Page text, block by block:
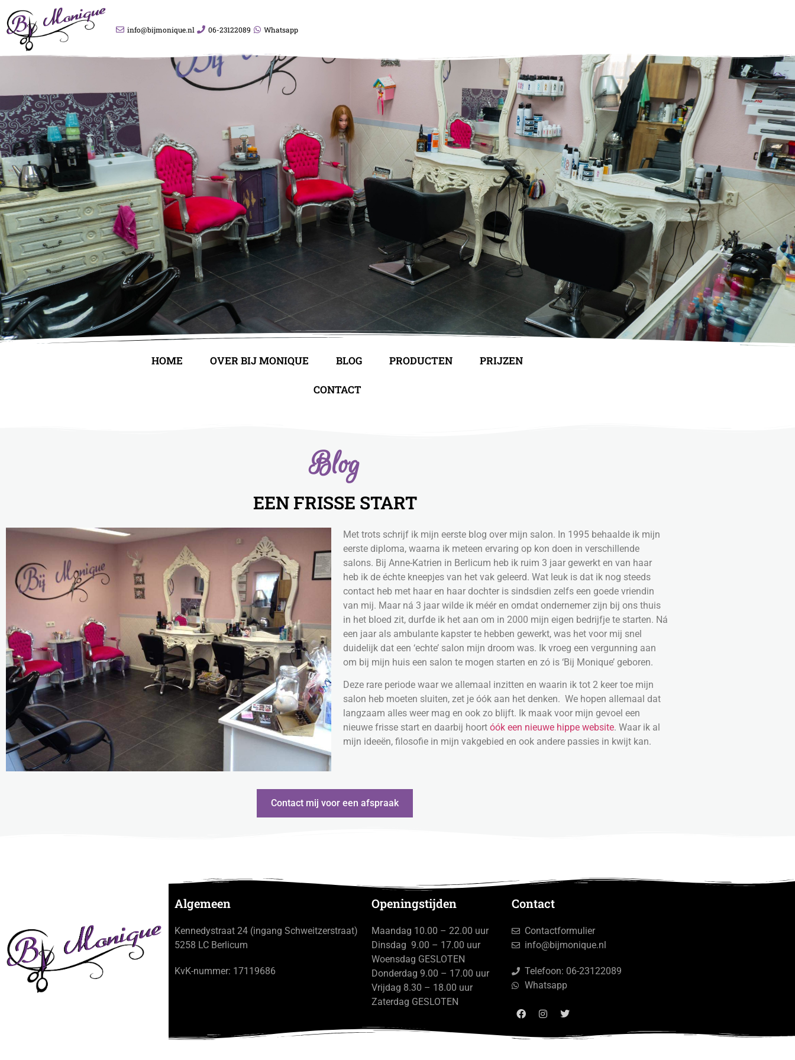
info@bijmonique.nl 06-23122089 Whatsapp
Bij
HOME OVER BIJ MONIQUE BLOG PRODUCTEN PRIJZEN
CONTACT
Blog
EEN FRISSE START
Met trots schrijf ik mijn eerste blog over mijn salon. In 1995 behaalde ik mijn
eerste diploma, waarna ik meteen ervaring op kon doen in verschillende
salons. Bij Anne-Katrien in Berlicum heb ik ruim 3 jaar gewerkt en van haar
heb ik de échte kneepjes van het vak geleerd. Wat leuk is dat ik nog steeds
contact heb met haar en haar dochter is sindsdien zelfs een goede vriendin
van mij. Maar ná 3 jaar wilde ik méér en omdat ondernemer zijn bij ons thuis
in het bloed zit, durfde ik het aan om in 2000 mijn eigen bedrijfje te starten. Ná
een jaar als ambulante kapster te hebben gewerkt, was het voor mij snel
duidelijk dat een ‘echte’ salon mijn droom was. Ik vroeg een vergunning aan
om bij mijn huis een salon te mogen starten en zó is ‘Bij Monique’ geboren.
Deze rare periode waar we allemaal inzitten en waarin ik tot 2 keer toe mijn
salon heb moeten sluiten, zet je óók aan het denken. We hopen allemaal dat
langzaam alles weer mag en ook zo blijft. Ik maak voor mijn gevoel een
nieuwe frisse start en daarbij hoort óók een nieuwe hippe website. Waar ik al
mijn ideeën, filosofie in mijn vakgebied en ook andere passies in kwijt kan.
Contact mij voor een afspraak
Algemeen
Kennedystraat 24 (ingang Schweitzerstraat)
5258 LC Berlicum
KvK-nummer: 17119686
Openingstijden
Maandag 10.00 – 22.00 uur
Dinsdag 9.00 – 17.00 uur
Woensdag GESLOTEN
Donderdag 9.00 – 17.00 uur
Vrijdag 8.30 – 18.00 uur
Zaterdag GESLOTEN
Contact
Contactformulier
info@bijmonique.nl
Telefoon: 06-23122089
Whatsapp